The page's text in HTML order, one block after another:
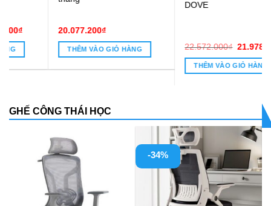
20.077.200₫
THÊM VÀO GIỎ HÀNG 22.572.000₫ Giá
là:
22.572.000₫.
21.978.000₫Giá
tại
là:
THÊM VÀO GIỎ HÀNG
GHẾ CÔNG THÁI HỌC
-34%